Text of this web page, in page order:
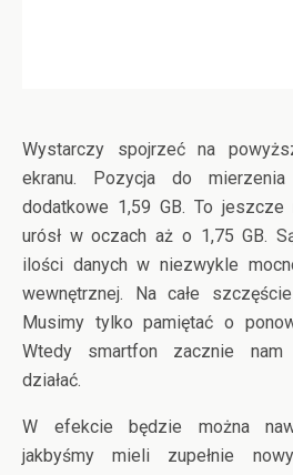
Wystarczy spojrzeć na
ekranu. Pozycja do
dodatkowe 1,59 GB. To jeszcze
urósł w oczach aż o 1,75 GB.
ilości danych w niezwykle
wewnętrznej. Na całe
Musimy tylko pamiętać o
Wtedy smartfon zacznie nam
działać.
W efekcie będzie można
jakbyśmy mieli zupełnie